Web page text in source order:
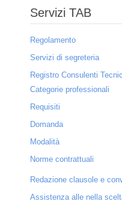
Ricerca della volontà
Procedimenti non
Procedimenti contenziosi
Arbitrati
Arbitrati speciali
Costi
Chi siamo
Servizi TAB
Regolamento
Servizi di segreteria
Registro Consulenti
Categorie professionali
Requisiti
Domanda
Modalità
Norme contrattuali
Redazione clausole e
Assistenza alle nella